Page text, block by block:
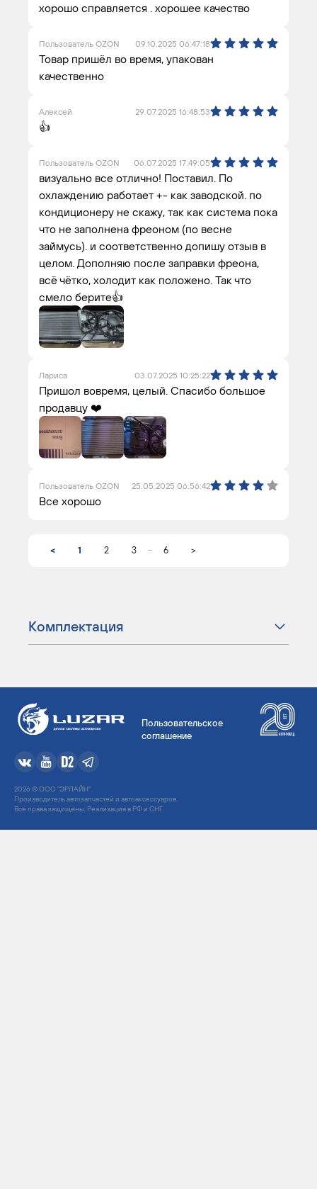
хорошо справляется . хорошее качество
Пользователь OZON 09.10.2025 06:47:18
Товар пришёл во время, упакован
качественно
Алексей 29.07.2025 16:48:53
👍
Пользователь OZON 06.07.2025 17:49:05
визуально все отлично! Поставил. По
охлаждению работает +- как заводской. по
кондиционеру не скажу, так как система пока
что не заполнена фреоном (по весне
займусь). и соответственно допишу отзыв в
целом. Дополняю после заправки фреона,
всё чётко, холодит как положено. Так что
смело берите👍
Лариса 03.07.2025 10:25:22
Пришол вовремя, целый. Спасибо большое
продавцу ❤️
Пользователь OZON 25.05.2025 06:56:42
Все хорошо
< 1 2 3 6 >
Комплектация
Пользовательское
соглашение
2026 © ООО "ЭРЛАЙН".
Производитель автозапчастей и автоаксессуаров.
Все права защищены. Реализация в РФ и СНГ.